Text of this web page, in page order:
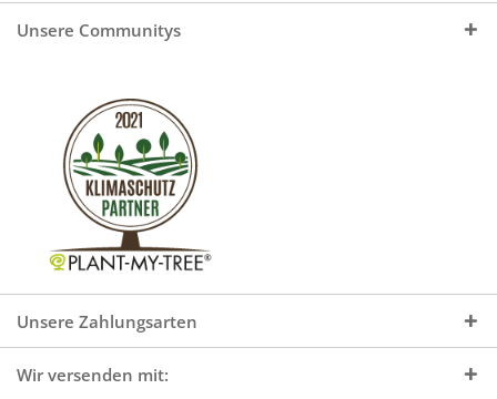
Unsere Communitys
Unsere Zahlungsarten
Wir versenden mit: